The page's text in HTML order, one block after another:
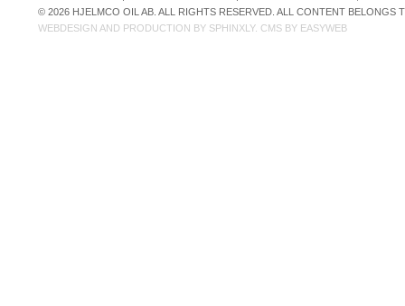
© 2026 HJELMCO OIL AB. ALL RIGHTS RESERVED. ALL CONTENT
WEBDESIGN AND PRODUCTION BY SPHINXLY. CMS BY EASYWEB